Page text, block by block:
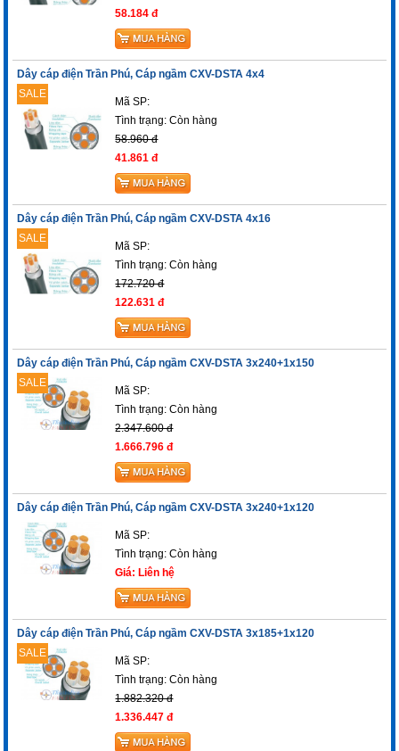
58.184 đ
Dây cáp điện Trần Phú, Cáp ngầm CXV-DSTA 4x4
SALE
Mã SP:
Tình trạng:Còn hàng
58.960 đ
41.861 đ
Dây cáp điện Trần Phú, Cáp ngầm CXV-DSTA 4x16
SALE
Mã SP:
Tình trạng:Còn hàng
172.720 đ
122.631 đ
Dây cáp điện Trần Phú, Cáp ngầm CXV-DSTA 3x240+1x150
SALE
Mã SP:
Tình trạng:Còn hàng
2.347.600 đ
1.666.796 đ
Dây cáp điện Trần Phú, Cáp ngầm CXV-DSTA 3x240+1x120
Mã SP:
Tình trạng:Còn hàng
Giá: Liên hệ
Dây cáp điện Trần Phú, Cáp ngầm CXV-DSTA 3x185+1x120
SALE
Mã SP:
Tình trạng:Còn hàng
1.882.320 đ
1.336.447 đ